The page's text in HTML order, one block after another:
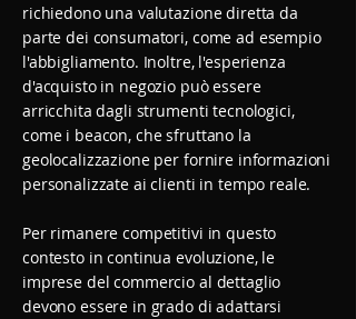
richiedono una valutazione diretta da
parte dei consumatori, come ad esempio
l'abbigliamento. Inoltre, l'esperienza
d'acquisto in negozio può essere
arricchita dagli strumenti tecnologici,
come i beacon, che sfruttano la
geolocalizzazione per fornire informazioni
personalizzate ai clienti in tempo reale.
Per rimanere competitivi in questo
contesto in continua evoluzione, le
imprese del commercio al dettaglio
devono essere in grado di adattarsi